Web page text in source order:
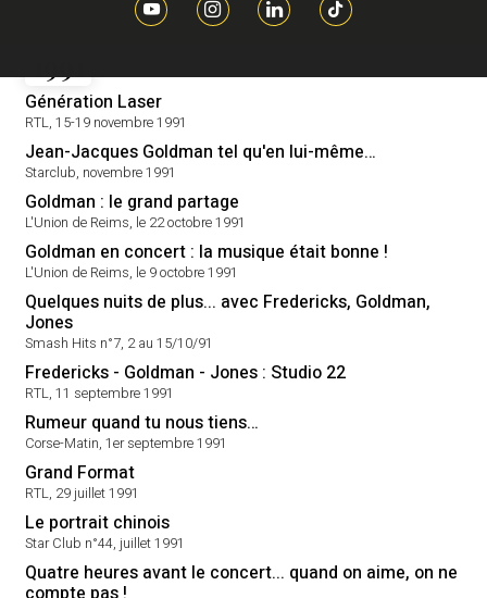
Génération Laser
RTL, 15-19 novembre 1991
Jean-Jacques Goldman tel qu'en lui-même…
Starclub, novembre 1991
Goldman : le grand partage
L'Union de Reims, le 22 octobre 1991
Goldman en concert : la musique était bonne !
L'Union de Reims, le 9 octobre 1991
Quelques nuits de plus... avec Fredericks, Goldman,
Jones
Smash Hits n°7, 2 au 15/10/91
Fredericks - Goldman - Jones : Studio 22
RTL, 11 septembre 1991
Rumeur quand tu nous tiens…
Corse-Matin, 1er septembre 1991
Grand Format
RTL, 29 juillet 1991
Le portrait chinois
Star Club n°44, juillet 1991
Quatre heures avant le concert... quand on aime, on ne